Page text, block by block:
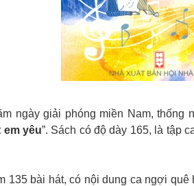
ngày giải phóng miền Nam,
em yêu”. Sách có độ dày 165, là tập
135 bài hát, có nội dung ca ngợi